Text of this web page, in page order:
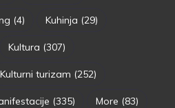
(4) Kuhinja (29)
Kultura (307)
Kulturni turizam (252)
(335) More (83)